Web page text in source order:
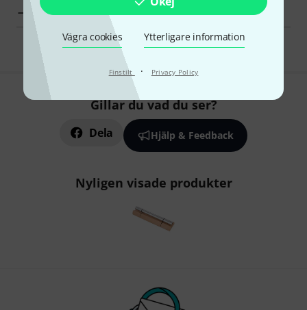
Vägra cookies Ytterligare information
Finstilt · Privacy Policy
Thomann Klassiska instrument en överblick
Gillar du vad du ser?
Dela Hjälp & Feedback
Nyligen visade produkter